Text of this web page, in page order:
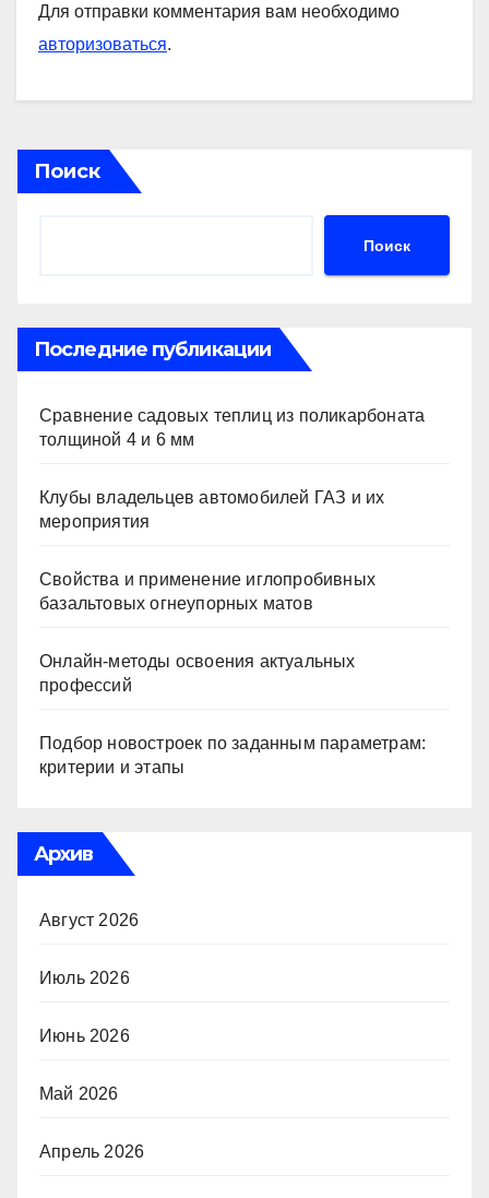
Для отправки комментария вам необходимо
авторизоваться.
Поиск
Поиск
Последние публикации
Сравнение садовых теплиц из поликарбоната
толщиной 4 и 6 мм
Клубы владельцев автомобилей ГАЗ и их
мероприятия
Свойства и применение иглопробивных
базальтовых огнеупорных матов
Онлайн-методы освоения актуальных
профессий
Подбор новостроек по заданным параметрам:
критерии и этапы
Архив
Август 2026
Июль 2026
Июнь 2026
Май 2026
Апрель 2026